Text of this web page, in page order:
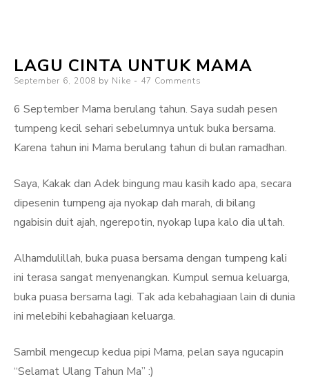
LAGU CINTA UNTUK MAMA
Posted
September 6, 2008 by Nike 47 Comments
6 September Mama berulang tahun. Saya sudah pesen
tumpeng kecil sehari sebelumnya untuk buka bersama.
Karena tahun ini Mama berulang tahun di bulan ramadhan.
Saya, Kakak dan Adek bingung mau kasih kado apa, secara
dipesenin tumpeng aja nyokap dah marah, di bilang
ngabisin duit ajah, ngerepotin, nyokap lupa kalo dia ultah.
Alhamdulillah, buka puasa bersama dengan tumpeng kali
ini terasa sangat menyenangkan. Kumpul semua keluarga,
buka puasa bersama lagi. Tak ada kebahagiaan lain di dunia
ini melebihi kebahagiaan keluarga.
Sambil mengecup kedua pipi Mama, pelan saya ngucapin
“Selamat Ulang Tahun Ma” :)